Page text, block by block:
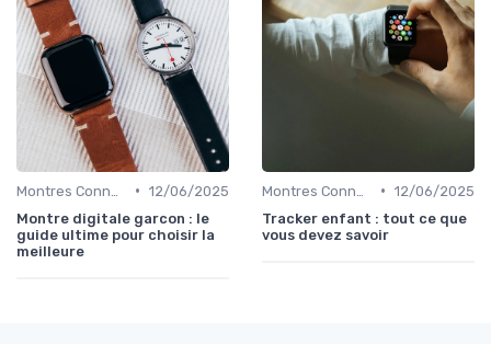
• 12/06/2025
Montre digitale garcon : le
guide ultime pour choisir la
meilleure
• 12/06/2025
Tracker enfant : tout ce que
vous devez savoir